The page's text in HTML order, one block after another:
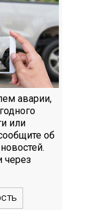
аварии,
или
об
через